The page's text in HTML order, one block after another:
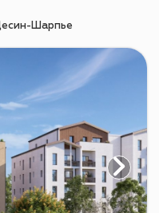
Шарпье